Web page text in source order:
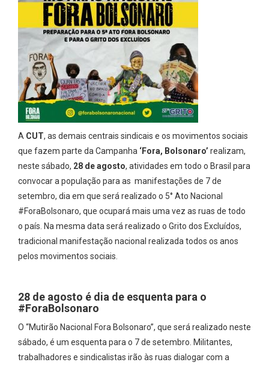
A CUT, as demais centrais sindicais e os movimentos sociais
que fazem parte da Campanha ‘Fora, Bolsonaro’ realizam,
neste sábado, 28 de agosto, atividades em todo o Brasil para
convocar a população para as manifestações de 7 de
setembro, dia em que será realizado o 5° Ato Nacional
#ForaBolsonaro, que ocupará mais uma vez as ruas de todo
o país. Na mesma data será realizado o Grito dos Excluídos,
tradicional manifestação nacional realizada todos os anos
pelos movimentos sociais.
28 de agosto é dia de esquenta para o
#ForaBolsonaro
O “Mutirão Nacional Fora Bolsonaro”, que será realizado neste
sábado, é um esquenta para o 7 de setembro. Militantes,
trabalhadores e sindicalistas irão às ruas dialogar com a